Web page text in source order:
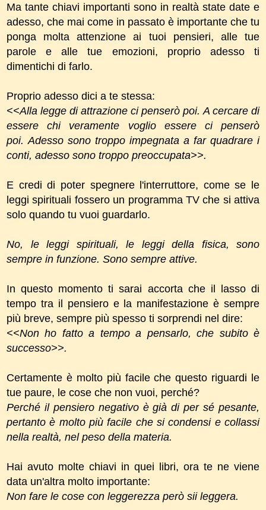
Ma tante chiavi importanti sono in realtà state date e
adesso, che mai come in passato è importante che tu
ponga molta attenzione ai tuoi pensieri, alle tue
parole e alle tue emozioni, proprio adesso ti
dimentichi di farlo.
Proprio adesso dici a te stessa:
<<Alla legge di attrazione ci penserò poi. A cercare di
essere chi veramente voglio essere ci penserò
poi. Adesso sono troppo impegnata a far quadrare i
conti, adesso sono troppo preoccupata>>.
E credi di poter spegnere l'interruttore, come se le
leggi spirituali fossero un programma TV che si attiva
solo quando tu vuoi guardarlo.
No, le leggi spirituali, le leggi della fisica, sono
sempre in funzione. Sono sempre attive.
In questo momento ti sarai accorta che il lasso di
tempo tra il pensiero e la manifestazione è sempre
più breve, sempre più spesso ti sorprendi nel dire:
<<Non ho fatto a tempo a pensarlo, che subito è
successo>>.
Certamente è molto più facile che questo riguardi le
tue paure, le cose che non vuoi, perché?
Perché il pensiero negativo è già di per sé pesante,
pertanto è molto più facile che si condensi e collassi
nella realtà, nel peso della materia.
Hai avuto molte chiavi in quei libri, ora te ne viene
data un'altra molto importante:
Non fare le cose con leggerezza però siileggera.